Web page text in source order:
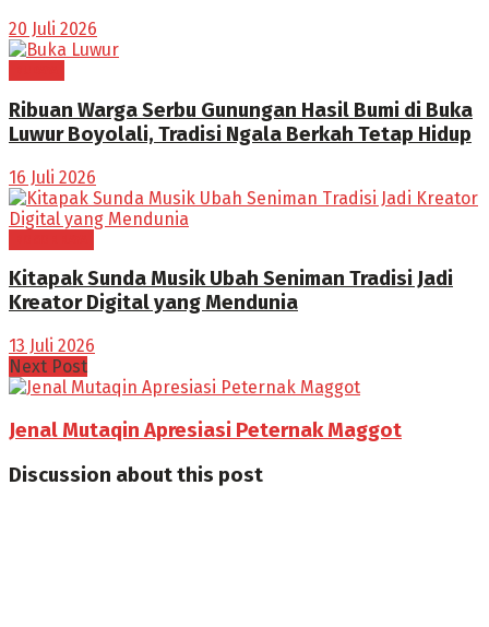
20 Juli 2026
Ribuan Warga Serbu Gunungan Hasil Bumi di Buka
Luwur Boyolali, Tradisi Ngala Berkah Tetap Hidup
16 Juli 2026
Kitapak Sunda Musik Ubah Seniman Tradisi Jadi
Kreator Digital yang Mendunia
13 Juli 2026
Next Post
Jenal Mutaqin Apresiasi Peternak Maggot
Discussion about this post